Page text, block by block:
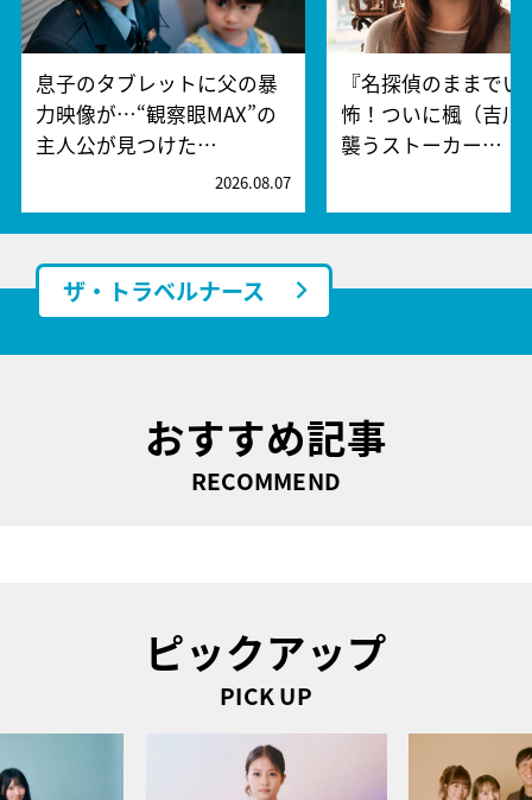
息子のタブレットに父の暴
力映像が…“観察眼MAX”の
主人公が見つけた…
2026.08.07
『名探偵のままでい
怖！ついに楓（吉川
襲うストーカー…
ザ・トラベルナース
おすすめ記事
RECOMMEND
ピックアップ
PICK UP